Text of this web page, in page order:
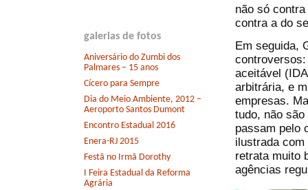
galerias de fotos
Aniversário do Zumbi dos
Palmares – 15 anos
Cícero para Sempre
Dia do Meio Ambiente, 2012 –
Aeroporto Santos Dumont
Encontro Estadual 2016
Enera-RJ 2015
Festã no Irmã Dorothy
I Feira Estadual da Reforma
Agrária
não só
contra a do
Em seguida,
aceitável
arbitrária, e
empresas.
tudo, não
passam pelo
ilustrada com
retrata muito
agências